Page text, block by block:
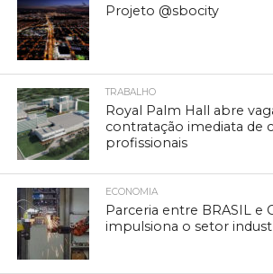
Projeto @sbocity
TRABALHO
Royal Palm Hall abre
contratação imediata de
profissionais
ECONOMIA
Parceria entre BRASIL e
impulsiona o setor